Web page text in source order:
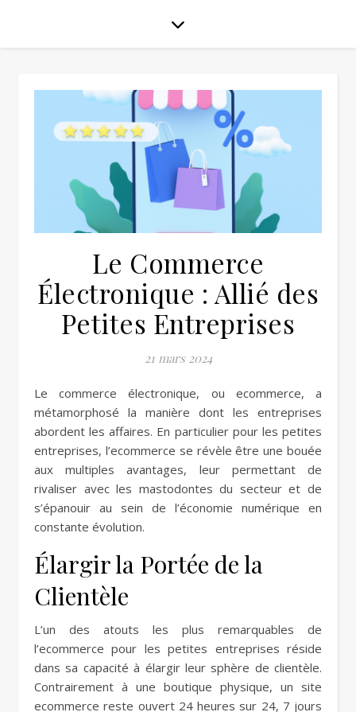
Le Commerce
Électronique : Allié des
Petites Entreprises
21 mars 2024
Le commerce électronique, ou ecommerce, a
métamorphosé la manière dont les entreprises
abordent les affaires. En particulier pour les petites
entreprises, l’ecommerce se révèle être une bouée
aux multiples avantages, leur permettant de
rivaliser avec les mastodontes du secteur et de
s’épanouir au sein de l’économie numérique en
constante évolution.
Élargir la Portée de la
Clientèle
L’un des atouts les plus remarquables de
l’ecommerce pour les petites entreprises réside
dans sa capacité à élargir leur sphère de clientèle.
Contrairement à une boutique physique, un site
ecommerce reste ouvert 24 heures sur 24, 7 jours